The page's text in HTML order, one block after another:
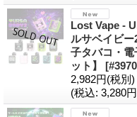
Lost Vape -
ルサベイビ
子タバコ・
ット】
2,982円(税別)
(税込: 3,280